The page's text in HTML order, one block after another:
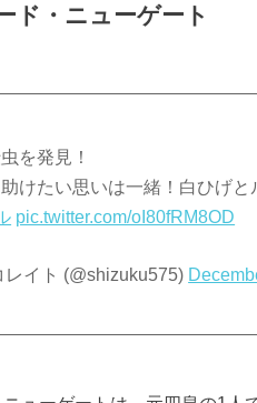
ド・ニューゲート
を発見！
けたい思いは一緒！白ひげ
pic.twitter.com/oI80fRM8OD
イト (@shizuku575)